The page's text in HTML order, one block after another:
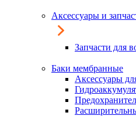
Аксессуары и
Запчасти для
Баки мембранные
Аксессуары